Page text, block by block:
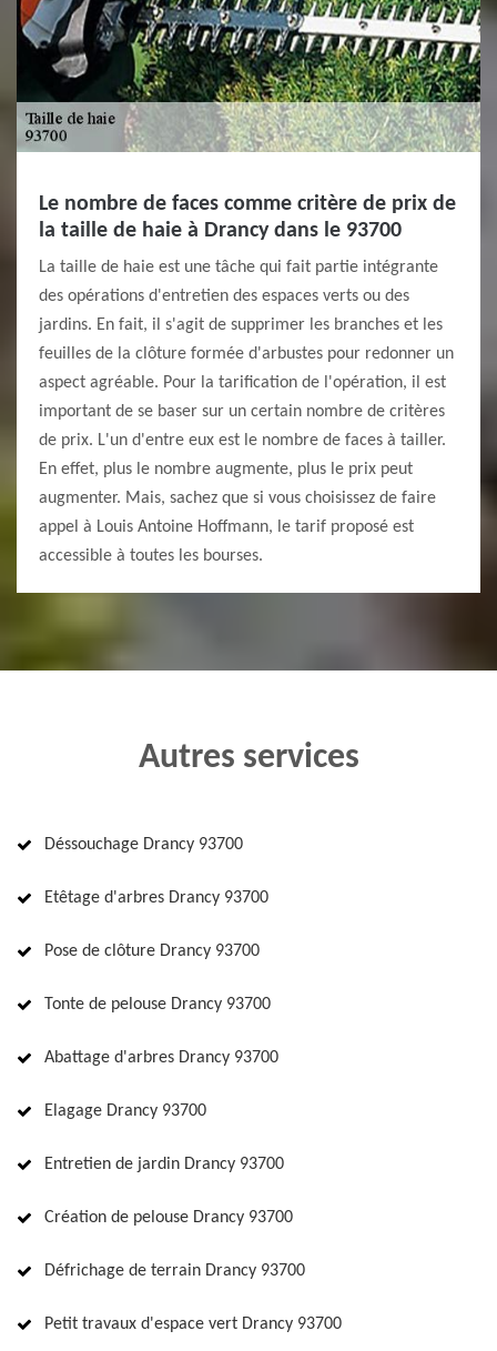
Le nombre de faces comme critère de prix de
la taille de haie à Drancy dans le 93700
La taille de haie est une tâche qui fait partie intégrante
des opérations d'entretien des espaces verts ou des
jardins. En fait, il s'agit de supprimer les branches et les
feuilles de la clôture formée d'arbustes pour redonner un
aspect agréable. Pour la tarification de l'opération, il est
important de se baser sur un certain nombre de critères
de prix. L'un d'entre eux est le nombre de faces à tailler.
En effet, plus le nombre augmente, plus le prix peut
augmenter. Mais, sachez que si vous choisissez de faire
appel à Louis Antoine Hoffmann, le tarif proposé est
accessible à toutes les bourses.
Autres services
Déssouchage Drancy 93700
Etêtage d'arbres Drancy 93700
Pose de clôture Drancy 93700
Tonte de pelouse Drancy 93700
Abattage d'arbres Drancy 93700
Elagage Drancy 93700
Entretien de jardin Drancy 93700
Création de pelouse Drancy 93700
Défrichage de terrain Drancy 93700
Petit travaux d'espace vert Drancy 93700